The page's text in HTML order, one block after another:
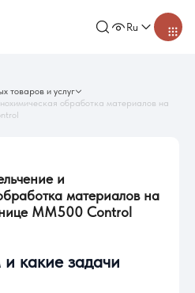
Ru
товаров и услуг
обработка материалов на
и
материалов на
MM500 Control
какие задачи